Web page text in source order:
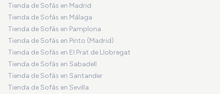
Tienda de Sofás en Madrid
Tienda de Sofás en Málaga
Tienda de Sofás en Pamplona
Tienda de Sofás en Pinto (Madrid)
Tienda de Sofás en El Prat de Llobregat
Tienda de Sofás en Sabadell
Tienda de Sofás en Santander
Tienda de Sofás en Sevilla